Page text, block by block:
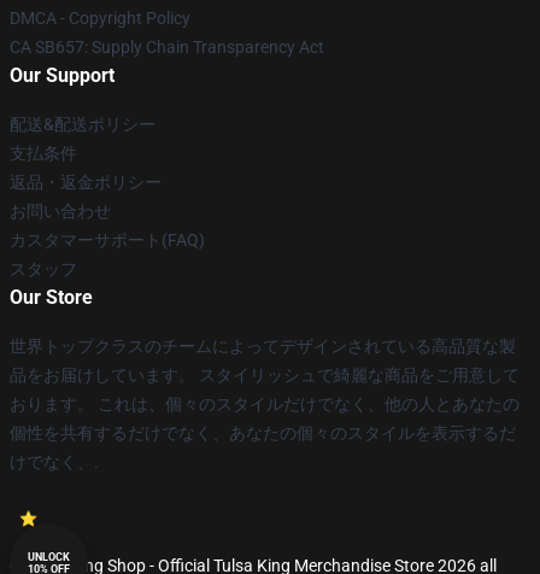
DMCA - Copyright Policy
CA SB657: Supply Chain Transparency Act
Our Support
配送&配送ポリシー
支払条件
返品・返金ポリシー
お問い合わせ
カスタマーサポート(FAQ)
スタッフ
Our Store
世界トップクラスのチームによってデザインされている高品質な製
品をお届けしています。 スタイリッシュで綺麗な商品をご用意して
おります。 これは、個々のスタイルだけでなく、他の人とあなたの
個性を共有するだけでなく、あなたの個々のスタイルを表示するだ
けでなく、.
© Tulsa King Shop - Official Tulsa King Merchandise Store 2026 all
UNLOCK
10% OFF